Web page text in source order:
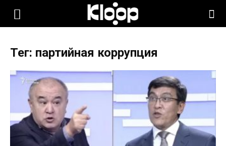
KLOOP.KG
Новости
Кыргызстана
Тег: партийная коррупция